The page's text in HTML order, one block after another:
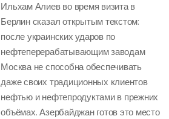
Ильхам Алиев во время визита в
Берлин сказал открытым текстом:
после украинских ударов по
нефтеперерабатывающим заводам
Москва не способна обеспечивать
даже своих традиционных клиентов
нефтью и нефтепродуктами в прежних
объёмах. Азербайджан готов это место